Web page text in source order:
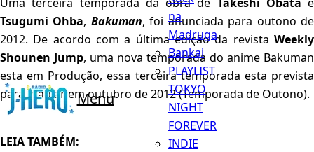
Menu
na
Madruga
Bankai
PLAYLIST
TOKYO
NIGHT
FOREVER
INDIE
Tsugumi Ohba, Bakuman, foi anunciada para outono de
2012. De acordo com a última edição da revista Weekly
Shounen Jump, uma nova temporada do anime Bakuman
esta em Produção, essa terceira temporada esta prevista
para ir ao ar em outubro de 2012 (Temporada de Outono).
LEIA TAMBÉM: